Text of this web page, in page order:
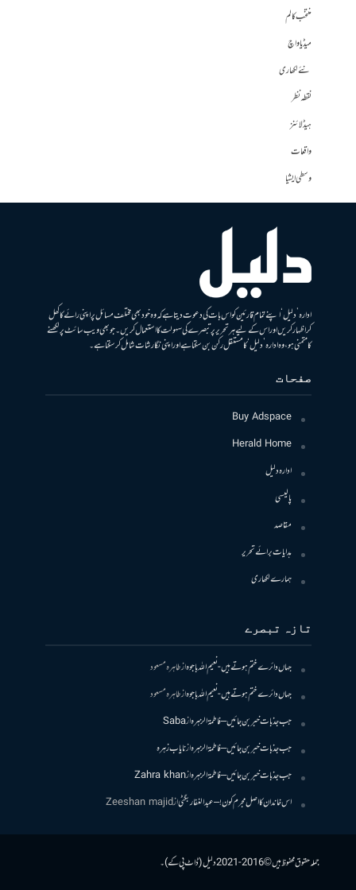
منتخب کالم
میڈیا واچ
نئے لکھاری
نقطہ نظر
ہیڈلائنز
واقعات
وسطی ایشیا
ادارہ ’دلیل‘ اپنے تمام قارئین کو اس بات کی دعوت دیتا ہے کہ وہ خود بھی مختلف مسائل پر اپنی رائے کا کھل
کر اظہار کریں اور اس کے لیے ہر تحریر پر تبصرے کی سہولت کا استعمال کریں۔ جو بھی ویب سائٹ پر لکھنے
کا متمنی ہو، وہ ادارہ ’دلیل‘ کا مستقل رکن بن سکتا ہے اور اپنی نگارشات شامل کرسکتا ہے۔
صفحات
Buy Adspace
Herald Home
ادارہ دلیل
پالیسی
مقاصد
ہدایات برائے تحریر
ہمارے لکھاری
تازہ تبصرے
جہاں دائرے ختم ہوتے ہیں- نعیم اللہ باجوہازطاہرہ مسعود
جہاں دائرے ختم ہوتے ہیں- نعیم اللہ باجوہازطاہرہ مسعود
جب جذبات خبر بن جائیں – فاطمۃالزہرہازSaba
جب جذبات خبر بن جائیں – فاطمۃالزہرہازنایاب زہرہ
جب جذبات خبر بن جائیں – فاطمۃالزہرہازZahra khan
اس خاندان کا اصل مجرم کون! – عبدالغفار بگٹیازZeeshan majid
جملہ حقوق محفوظ ہیں © 2016-2021 دلیل (ڈاٹ پی کے)۔